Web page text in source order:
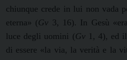
chiunque crede in lui non vada
eterna» ( Gv 3, 16). In Gesù
luce degli uomini ( Gv 1, 4), ed
di essere «la via, la verità e la